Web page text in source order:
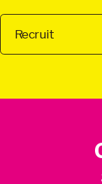
Recruit